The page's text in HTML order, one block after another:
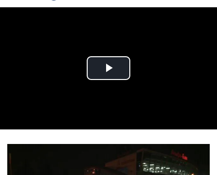
Play Video